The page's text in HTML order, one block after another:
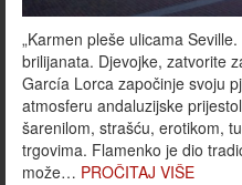
„Karmen pleše ulicama
brilijanata. Djevojke, zatvorite
García Lorca započinje svoju
atmosferu andaluzijske
šarenilom, strašću, erotikom,
trgovima. Flamenko je dio
može… PROČITAJ VIŠE